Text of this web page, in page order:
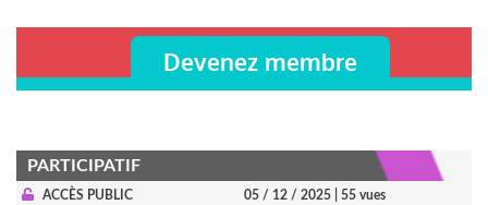
Devenez membre
PARTICIPATIF
ACCÈS PUBLIC 05 / 12 / 2025 | 55 vues